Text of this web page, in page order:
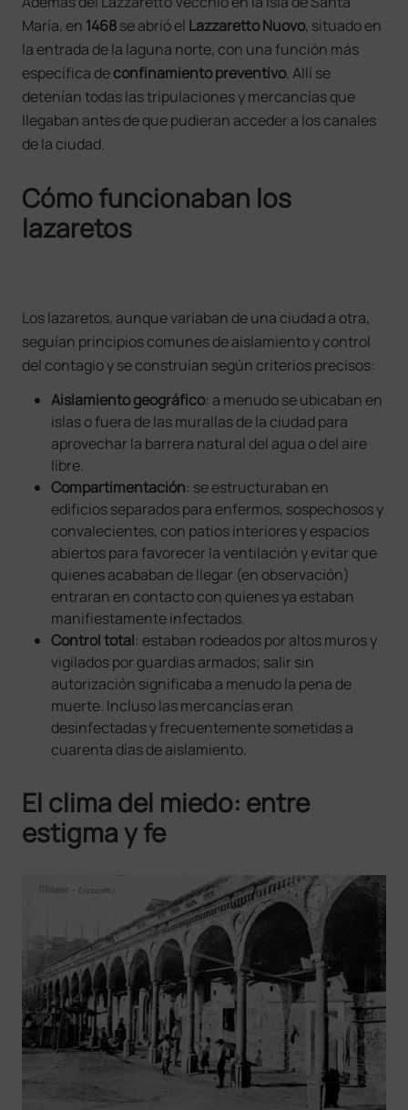
María, en 1468se abrió el Lazzaretto Nuovo, situado en
la entrada de la laguna norte, con una función más
específica deconfinamientopreventivo. Allí se
detenían todas las tripulaciones y mercancías que
llegaban antes de que pudieran acceder a los canales
de la ciudad.
Cómo funcionaban los
lazaretos
Los lazaretos, aunque variaban de una ciudad a otra,
seguían principios comunes de aislamiento y control
del contagio y se construían según criterios precisos:
Aislamiento geográfico: a menudo se ubicaban en
islas o fuera de las murallas de la ciudad para
aprovechar la barrera natural del agua o del aire
libre.
Compartimentación: se estructuraban en
edificios separados para enfermos, sospechosos y
convalecientes, con patios interiores y espacios
abiertos para favorecer la ventilación y evitar que
quienes acababan de llegar (en observación)
entraran en contacto con quienes ya estaban
manifiestamente infectados.
Control total: estaban rodeados por altos muros y
vigilados por guardias armados; salir sin
autorización significaba a menudo la pena de
muerte. Incluso las mercancías eran
desinfectadas y frecuentemente sometidas a
cuarenta días de aislamiento.
El clima del miedo: entre
estigma y fe